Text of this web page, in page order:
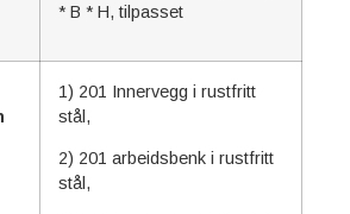
* B * H, tilpasset
1) 201 Innervegg i rustfritt
stål,
2) 201 arbeidsbenk i rustfritt
stål,